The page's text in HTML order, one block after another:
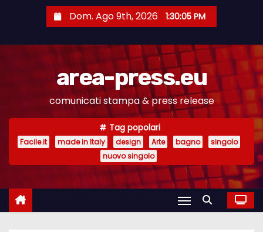
e
Dom. Ago 9th, 2026 1:30:05 PM
area-press.eu
comunicati stampa & press release
Tag popolari
Facile.it made in Italy design Arte bagno
singolo
nuovo singolo